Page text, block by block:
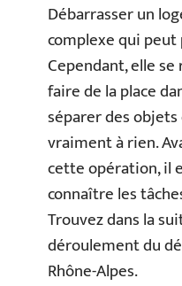
Débarrasser un
complexe qui
Cependant, elle
faire de la place
séparer des
vraiment à rien.
cette opération, il
connaître les
Trouvez dans la
déroulement du
Rhône-Alpes.